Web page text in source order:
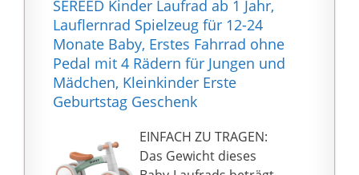
Lenkung begrenzt, um
ein Herunterfallen der
Babyseite zu
vermeiden.
❤️ STABIL UND
KOMFORTABEL: Das
Baby-Laufrad ist mit
einem hochdichten
Rahmen aus legiertem
SEREED Kinder Laufrad ab 1 Jahr,
Lauflernrad Spielzeug für 12-24
Monate Baby, Erstes Fahrrad ohne
Pedal mit 4 Rädern für Jungen und
Mädchen, Kleinkinder Erste
Geburtstag Geschenk
EINFACH ZU TRAGEN:
Das Gewicht dieses